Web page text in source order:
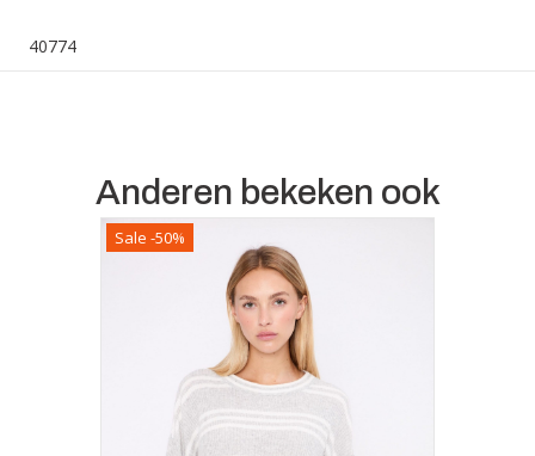
40774
Anderen bekeken ook
Sale -50%